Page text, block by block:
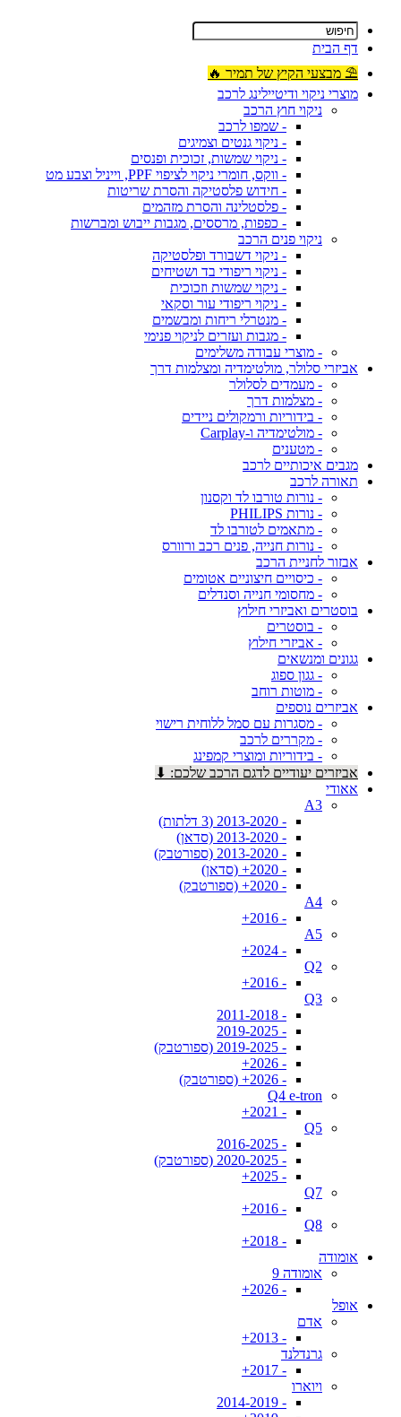
דף הבית
⛱ מבצעי הקיץ של תמיר 🔥
מוצרי ניקוי ודיטיילינג לרכב
ניקוי חוץ הרכב
- שמפו לרכב
- ניקוי גנטים וצמיגים
- ניקוי שמשות, זכוכית ופנסים
- ווקס, חומרי ניקוי לציפוי PPF, וייניל וצבע מט
- חידוש פלסטיקה והסרת שריטות
- פלסטלינה והסרת מזהמים
- כפפות, מרססים, מגבות ייבוש ומברשות
ניקוי פנים הרכב
- ניקוי דשבורד ופלסטיקה
- ניקוי ריפודי בד ושטיחים
- ניקוי שמשות וזכוכית
- ניקוי ריפודי עור וסקאי
- מנטרלי ריחות ומבשמים
- מגבות ועזרים לניקוי פנימי
- מוצרי עבודה משלימים
אביזרי סלולר, מולטימדיה ומצלמות דרך
- מעמדים לסלולר
- מצלמות דרך
- בידוריות ורמקולים ניידים
- מולטימדיה ו-Carplay
- מטענים
מגבים איכותיים לרכב
תאורה לרכב
- נורות טורבו לד וקסנון
- נורות PHILIPS
- מתאמים לטורבו לד
- נורות חנייה, פנים רכב ורוורס
אבזור לחניית הרכב
- כיסויים חיצוניים אטומים
- מחסומי חנייה וסנדלים
בוסטרים ואביזרי חילוץ
- בוסטרים
- אביזרי חילוץ
גגונים ומנשאים
- גגון ספוג
- מוטות רוחב
אביזרים נוספים
- מסגרות עם סמל ללוחית רישוי
- מקררים לרכב
- בידוריות ומוצרי קמפינג
אביזרים יעודיים לדגם הרכב שלכם: ⬇
אאודי
A3
- 2013-2020 (3 דלתות)
- 2013-2020 (סדאן)
- 2013-2020 (ספורטבק)
- 2020+ (סדאן)
- 2020+ (ספורטבק)
A4
- 2016+
A5
- 2024+
Q2
- 2016+
Q3
- 2011-2018
- 2019-2025
- 2019-2025 (ספורטבק)
- 2026+
- 2026+ (ספורטבק)
Q4 e-tron
- 2021+
Q5
- 2016-2025
- 2020-2025 (ספורטבק)
- 2025+
Q7
- 2016+
Q8
- 2018+
אומודה
אומודה 9
- 2026+
אופל
אדם
- 2013+
גרנדלנד
- 2017+
ויוארו
- 2014-2019